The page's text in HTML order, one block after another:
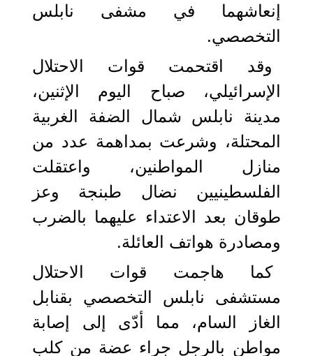
إنعاشهما في مشفى نابلس
التخصصي.
وقد اقتحمت قوات الاحتلال
الإسرائيلي، صباح اليوم الإثنين،
مدينة نابلس شمال الضفة الغربية
المحتلة، وشرعت بمداهمة عدد من
منازل المواطنين، واعتقلت
الفلسطينيين نضال طبنجة وعز
طوقان بعد الاعتداء عليهما بالضرب
ومصادرة هواتف العائلة.
كما هاجمت قوات الاحتلال
مستشفى نابلس التخصصي بقنابل
الغاز السام، مما أدّى إلى إصابة
مواطن بالرجل جراء عضة من كلب